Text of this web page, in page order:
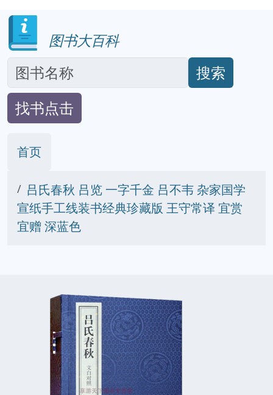
图书大百科
搜索
找书点击
首页
吕氏春秋 吕览 一字千金 吕不韦 杂家国学
宣纸手工线装书经典珍藏版 王守常译 宜赏
宜赠 深蓝色